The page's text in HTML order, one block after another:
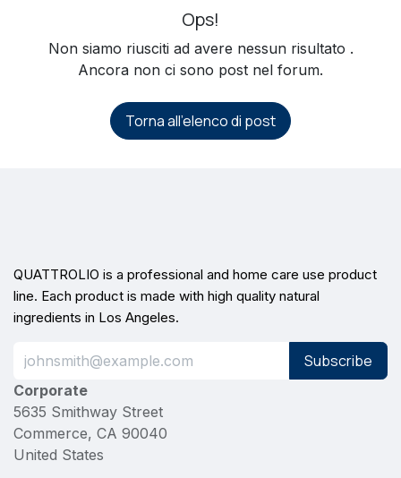
Ops!
Non siamo riusciti ad avere nessun risultato .
Ancora non ci sono post nel forum.
Torna all'elenco di post
QUATTROLIO is a professional and home care use product
line. Each product is made with high quality natural
ingredients in Los Angeles.
Subscribe
Corporate
5635 Smithway Street
Commerce, CA 90040
United States